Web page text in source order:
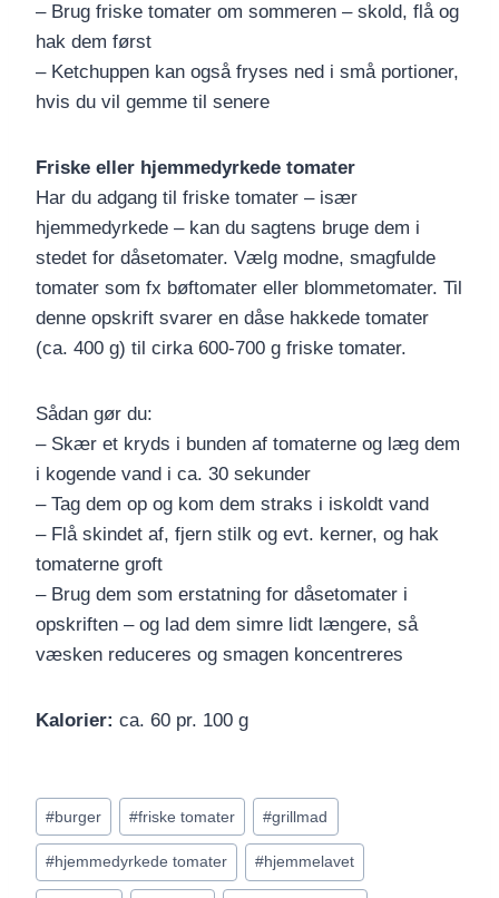
– Brug friske tomater om sommeren – skold, flå og
hak dem først
– Ketchuppen kan også fryses ned i små portioner,
hvis du vil gemme til senere
Friske eller hjemmedyrkede tomater
Har du adgang til friske tomater – især
hjemmedyrkede – kan du sagtens bruge dem i
stedet for dåsetomater. Vælg modne, smagfulde
tomater som fx bøftomater eller blommetomater. Til
denne opskrift svarer en dåse hakkede tomater
(ca. 400 g) til cirka 600-700 g friske tomater.
Sådan gør du:
– Skær et kryds i bunden af tomaterne og læg dem
i kogende vand i ca. 30 sekunder
– Tag dem op og kom dem straks i iskoldt vand
– Flå skindet af, fjern stilk og evt. kerner, og hak
tomaterne groft
– Brug dem som erstatning for dåsetomater i
opskriften – og lad dem simre lidt længere, så
væsken reduceres og smagen koncentreres
Kalorier: ca. 60 pr. 100 g
Indlæg-
tags:
#burger #friske tomater #grillmad
#hjemmedyrkede tomater #hjemmelavet